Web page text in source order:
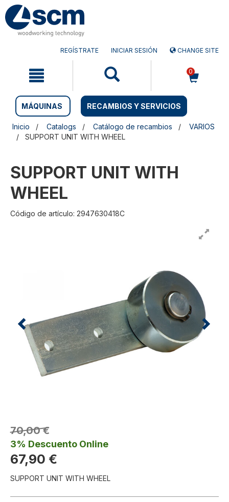
Saltar
contenido
Saltar
menú
REGÍSTRATE INICIAR SESIÓN CHANGE SITE
0
MÁQUINAS RECAMBIOS Y SERVICIOS
Inicio Catalogs Catálogo de recambios
VARIOS
SUPPORT UNIT WITH WHEEL
SUPPORT UNIT WITH
WHEEL
Código de artículo: 2947630418C
70,00 €
3% Descuento Online
67,90 €
SUPPORT UNIT WITH WHEEL